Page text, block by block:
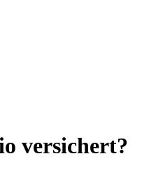
versichert?